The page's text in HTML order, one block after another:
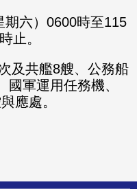
期六）0600時至115
止。
及共艦8艘、公務船
軍運用任務機、
應處。